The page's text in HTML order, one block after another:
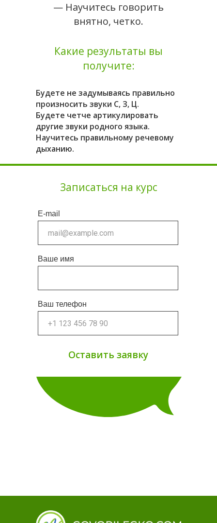
Какие результаты вы
получите:
— Научитесь говорить
внятно, четко.
Будете не задумываясь правильно
произносить звуки С, З, Ц.
Будете четче артикулировать
другие звуки родного языка.
Научитесь правильному речевому
дыханию.
Записаться на курс
E-mail
Ваше имя
Ваш телефон
Оставить заявку